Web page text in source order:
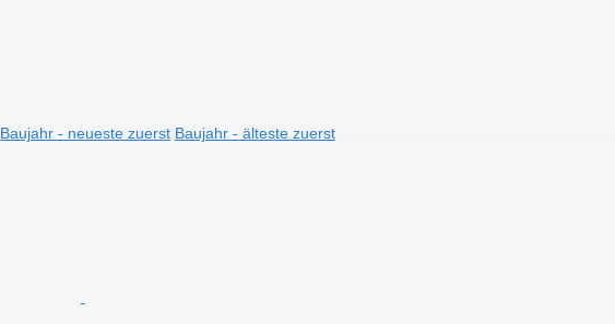
Baujahr - neueste zuerst Baujahr - älteste zuerst